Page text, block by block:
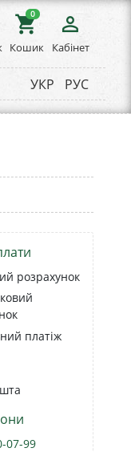
shopping_cart
0
Кошик
person_outline
Кабінет
УКР РУС
розрахунок
платіж
07-99